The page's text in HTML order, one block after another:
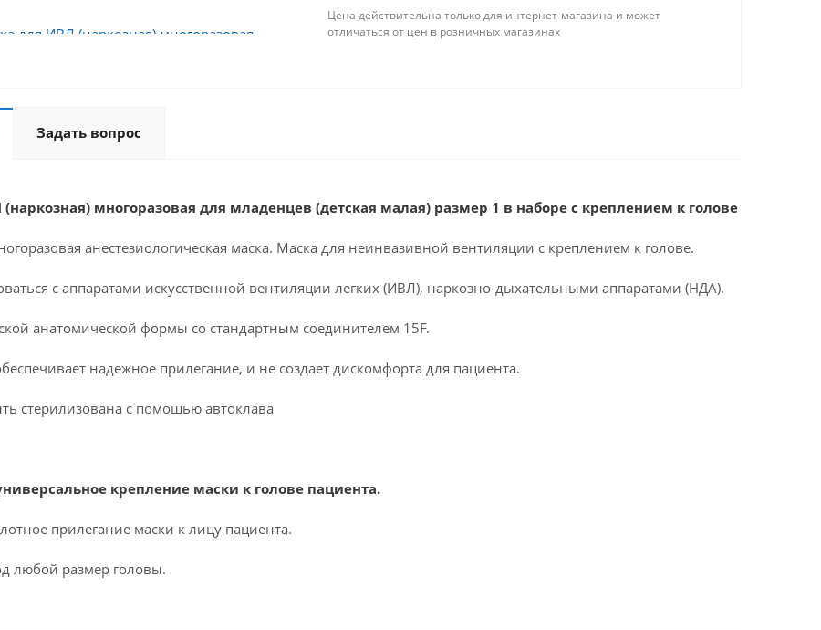
Цена действительна только для интернет-магазина и может
отличаться от цен в розничных магазинах
Задать вопрос
многоразовая для младенцев (детская малая) размер 1 в наборе с креплением к голове
анестезиологическая маска. Маска для неинвазивной вентиляции с креплением к голове.
с аппаратами искусственной вентиляции легких (ИВЛ), наркозно-дыхательными аппаратами (НДА).
анатомической формы со стандартным соединителем 15F.
надежное прилегание, и не создает дискомфорта для пациента.
стерилизована с помощью автоклава
крепление маски к голове пациента.
прилегание маски к лицу пациента.
любой размер головы.